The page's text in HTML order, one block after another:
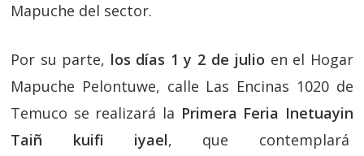
Mapuche del sector.
Por su parte, los días 1 y 2 de julio en el Hogar
Mapuche Pelontuwe, calle Las Encinas 1020 de
Temuco se realizará la Primera Feria Inetuayin
Taiñ kuifi iyael, que contemplará